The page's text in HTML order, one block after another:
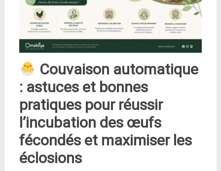
Couvaison automatique
: astuces et bonnes
pratiques pour réussir
l’incubation des œufs
fécondés et maximiser les
éclosions